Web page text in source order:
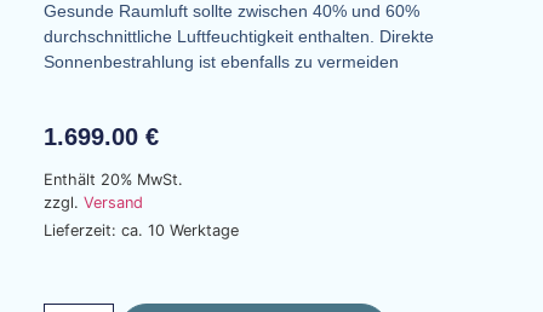
Gesunde Raumluft sollte zwischen 40% und 60%
durchschnittliche Luftfeuchtigkeit enthalten. Direkte
Sonnenbestrahlung ist ebenfalls zu vermeiden
1.699.00 €
Enthält 20% MwSt.
zzgl. Versand
Lieferzeit: ca. 10 Werktage